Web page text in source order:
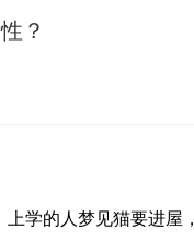
？
学的人梦见猫要进屋，